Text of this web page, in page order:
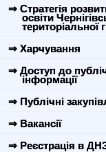
⇒ Стратегія
освіти
територіальної
⇒ Харчування
⇒ Доступ до
інформації
⇒ Публічні
⇒ Вакансії
⇒ Реєстрація в